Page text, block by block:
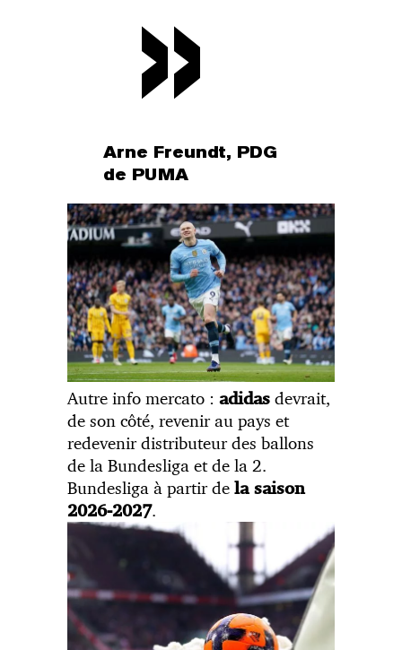
Arne Freundt, PDG
de PUMA
Autre info mercato : adidasdevrait,
de son côté, revenir au pays et
redevenir distributeur des ballons
de la Bundesliga et de la 2.
Bundesliga à partir de la saison
2026-2027.